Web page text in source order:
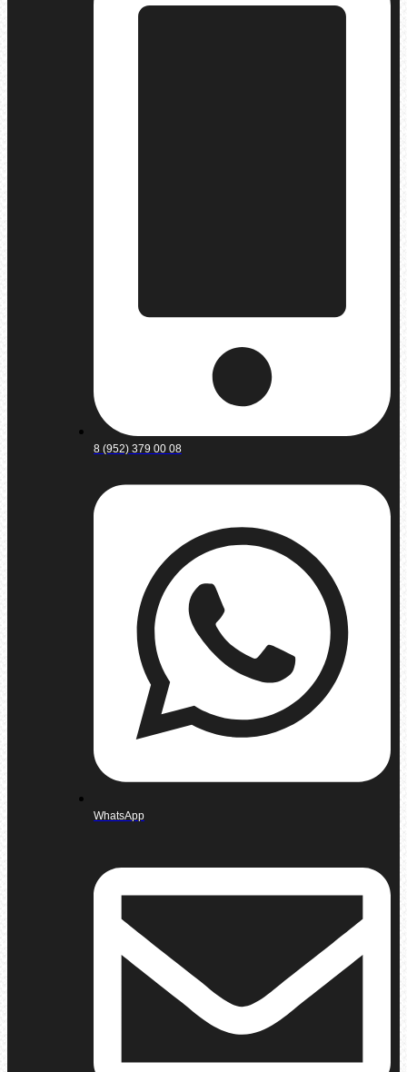
8 (952) 379 00 08
WhatsApp